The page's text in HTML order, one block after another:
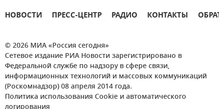
НОВОСТИ ПРЕСС-ЦЕНТР РАДИО КОНТАКТЫ
© 2026 МИА «Россия сегодня»
Сетевое издание РИА Новости зарегистрировано в
Федеральной службе по надзору в сфере связи,
информационных технологий и массовых коммуникаций
(Роскомнадзор) 08 апреля 2014 года.
Политика использования Cookie и автоматического